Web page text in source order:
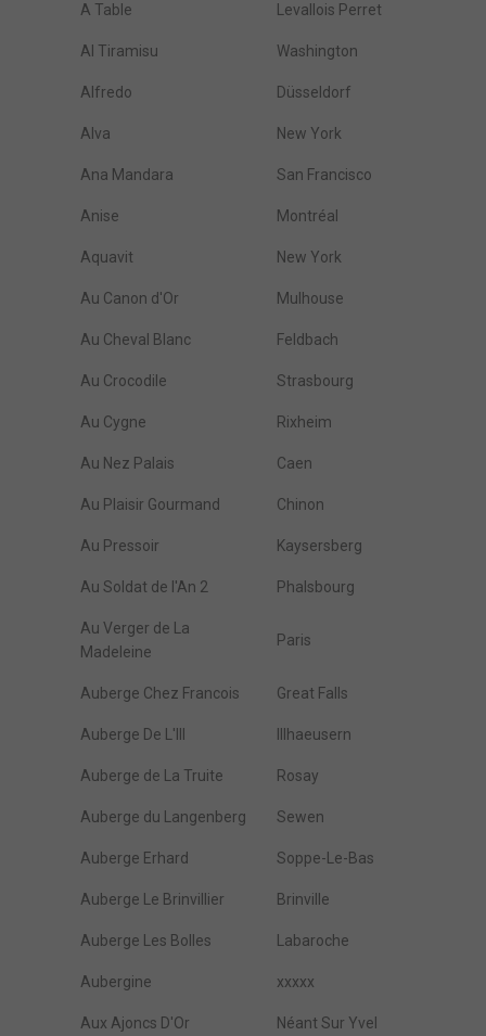
A Table Levallois Perret
Al Tiramisu Washington
Alfredo Düsseldorf
Alva New York
Ana Mandara San Francisco
Anise Montréal
Aquavit New York
Au Canon d'Or Mulhouse
Au Cheval Blanc Feldbach
Au Crocodile Strasbourg
Au Cygne Rixheim
Au Nez Palais Caen
Au Plaisir Gourmand Chinon
Au Pressoir Kaysersberg
Au Soldat de l'An 2 Phalsbourg
Au Verger de La
Madeleine
Paris
Auberge Chez Francois Great Falls
Auberge De L'Ill Illhaeusern
Auberge de La Truite Rosay
Auberge du Langenberg Sewen
Auberge Erhard Soppe-Le-Bas
Auberge Le Brinvillier Brinville
Auberge Les Bolles Labaroche
Aubergine xxxxx
Aux Ajoncs D'Or Néant Sur Yvel